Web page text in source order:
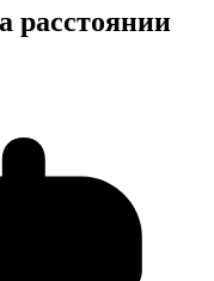
расстоянии